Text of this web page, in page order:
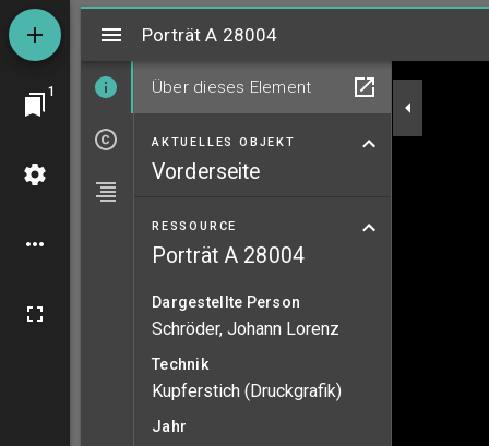
1
MiradorPorträt A 28004
Über dieses Element
AKTUELLES OBJEKT
Vorderseite
RESSOURCE
Porträt A 28004
Dargestellte Person
Schröder, Johann Lorenz
Technik
Kupferstich (Druckgrafik)
Jahr
Porträt A 28004